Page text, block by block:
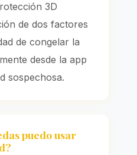
3D
de dos factores
de congelar la
desde la app
sospechosa.
puedo usar